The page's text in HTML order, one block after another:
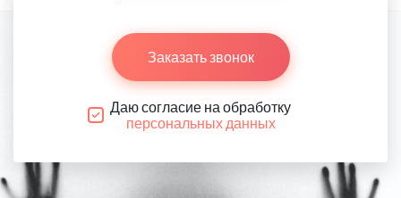
Заказать звонок
Даю согласие на обработку
персональных данных